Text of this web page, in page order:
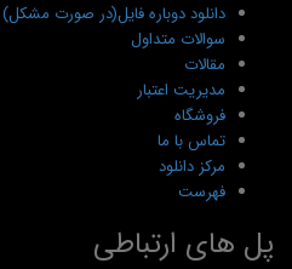
دانلود دوباره فایل(در صورت مشکل)
سوالات متداول
مقالات
مدیریت اعتبار
فروشگاه
تماس با ما
مرکز دانلود
فهرست
پل های ارتباطی